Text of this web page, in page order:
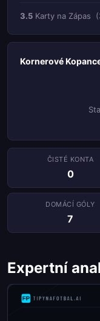
3.5 Karty na Zápas
Kornerové
ČISTÉ KONTA
0
DOMÁCÍ GÓLY
7
Expertní